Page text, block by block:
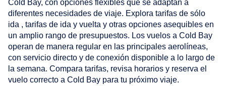
Cold Bay, con opciones flexibles que se adaptan a
diferentes necesidades de viaje. Explora tarifas de sólo
ida , tarifas de ida y vuelta y otras opciones asequibles en
un amplio rango de presupuestos. Los vuelos a Cold Bay
operan de manera regular en las principales aerolíneas,
con servicio directo y de conexión disponible a lo largo de
la semana. Compara tarifas, revisa horarios y reserva el
vuelo correcto a Cold Bay para tu próximo viaje.